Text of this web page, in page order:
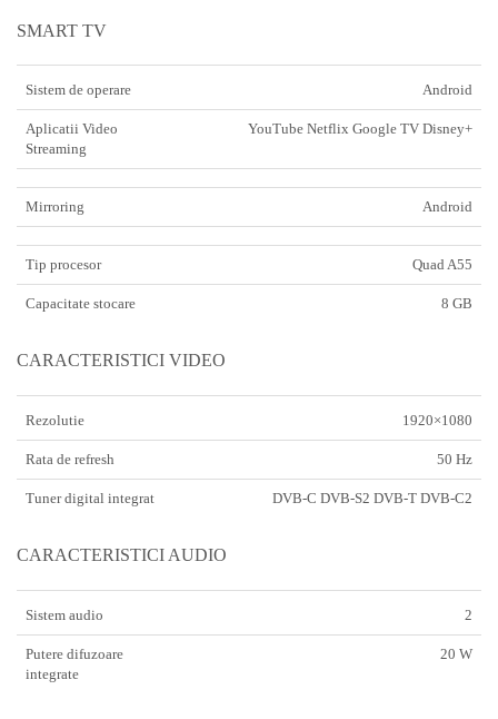
SMART TV
Sistem de operare Android
Aplicatii Video
Streaming
YouTube Netflix Google TV Disney+
Mirroring Android
Tip procesor Quad A55
Capacitate stocare 8 GB
CARACTERISTICI VIDEO
Rezolutie 1920×1080
Rata de refresh 50 Hz
Tuner digital integrat DVB-C DVB-S2 DVB-T DVB-C2
CARACTERISTICI AUDIO
Sistem audio 2
Putere difuzoare
integrate
20 W